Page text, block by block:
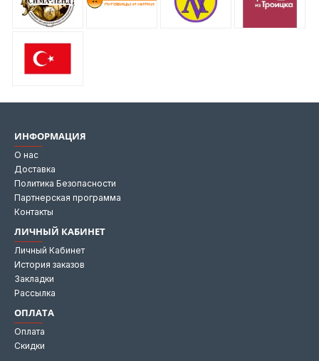
ИНФОРМАЦИЯ
О нас
Доставка
Политика Безопасности
Партнерская программа
Контакты
ЛИЧНЫЙ КАБИНЕТ
Личный Кабинет
История заказов
Закладки
Рассылка
ОПЛАТА
Оплата
Скидки